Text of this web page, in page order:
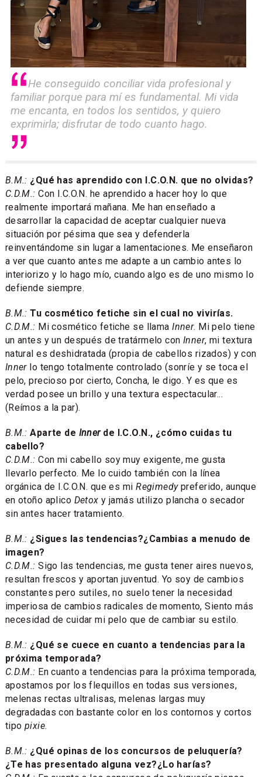
He conseguido conciliar vida profesional y
familiar porque para mí es fundamental. Mi vida
me encanta, en todos los sentidos, y quiero
exprimirla; disfrutar de todo cuanto hago.
B.M.: ¿Qué has aprendido con I.C.O.N. que no olvidas?
C.D.M.: Con I.C.O.N. he aprendido a hacer hoy lo que
realmente importará mañana. Me han enseñado a
desarrollar la capacidad de aceptar cualquier nueva
situación por pésima que sea y defenderla
reinventándome sin lugar a lamentaciones. Me enseñaron
a ver que cuanto antes me adapte a un cambio antes lo
interiorizo y lo hago mío, cuando algo es de uno mismo lo
defiende siempre.
B.M.: Tu cosmético fetiche sin el cual no vivirías.
C.D.M.: Mi cosmético fetiche se llamaInner. Mi pelo tiene
un antes y un después de tratármelo con Inner, mi textura
natural es deshidratada (propia de cabellos rizados) y con
Innerlo tengo totalmente controlado (sonríe y se toca el
pelo, precioso por cierto, Concha, le digo. Y es que es
verdad posee un brillo y una textura espectacular...
(Reímos a la par).
B.M.: Aparte de Innerde I.C.O.N., ¿cómo cuidas tu
cabello?
C.D.M.: Con mi cabello soy muy exigente, me gusta
llevarlo perfecto. Me lo cuido también con la línea
orgánica de I.C.O.N. que es miRegimedypreferido, aunque
en otoño aplico Detox y jamás utilizo plancha o secador
sin antes hacer tratamiento.
B.M.: ¿Sigues las tendencias?¿Cambias a menudo de
imagen?
C.D.M.: Sigo las tendencias, me gusta tener aires nuevos,
resultan frescos y aportan juventud. Yo soy de cambios
constantes pero sutiles, no suelo tener la necesidad
imperiosa de cambios radicales de momento, Siento más
necesidad de cuidar mi pelo que de cambiar su estilo.
B.M.: ¿Qué se cuece en cuanto a tendencias para la
próxima temporada?
C.D.M.: En cuanto a tendencias para la próxima temporada,
apostamos por los flequillos en todas sus versiones,
melenas rectas ultralisas, melenas largas muy
degradadas con bastante color en los contornos y cortos
tipo pixie.
B.M.: ¿Qué opinas de los concursos de peluquería?
¿Te has presentado alguna vez?¿Lo harías?